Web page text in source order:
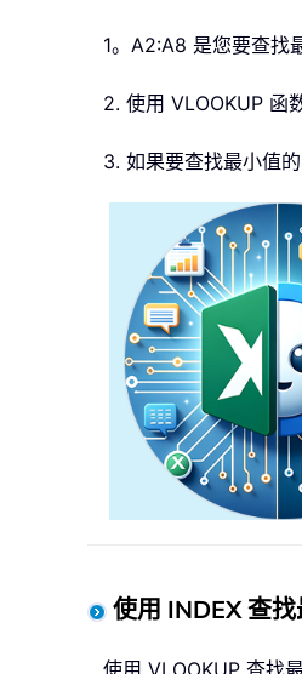
1。A2:A8 是您要查找
2. 使用 VLOOKUP 函
3. 如果要查找最小值
使用 INDEX 查
使用 VLOOKUP 查找